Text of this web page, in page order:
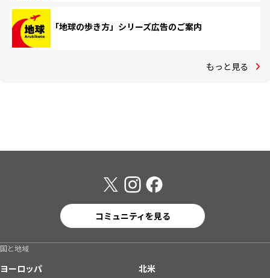
「地球の歩き方」シリーズ広告のご案内
もっと見る
コミュニティを見る
国と地域
ヨーロッパ
北米